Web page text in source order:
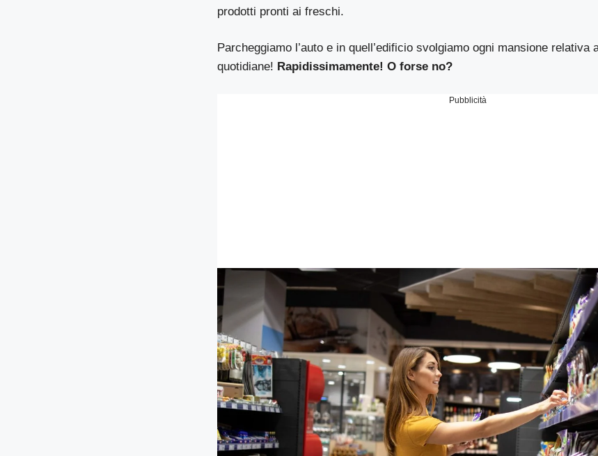
prodotti pronti ai freschi.
Parcheggiamo l’auto e in quell’edificio svolgiamo ogni mansione relativa
quotidiane! Rapidissimamente! O forse no?
Pubblicità